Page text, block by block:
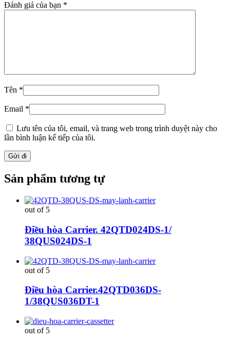
Đánh giá của bạn *
Tên *
Email *
Lưu tên của tôi, email, và trang web trong trình duyệt này cho
lần bình luận kế tiếp của tôi.
Sản phẩm tương tự
out of 5
Điều hòa Carrier. 42QTD024DS-1/
38QUS024DS-1
out of 5
Điều hòa Carrier.42QTD036DS-
1/38QUS036DT-1
out of 5